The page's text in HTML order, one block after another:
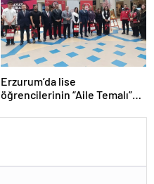
Erzurum’da lise
öğrencilerinin “Aile Temalı”